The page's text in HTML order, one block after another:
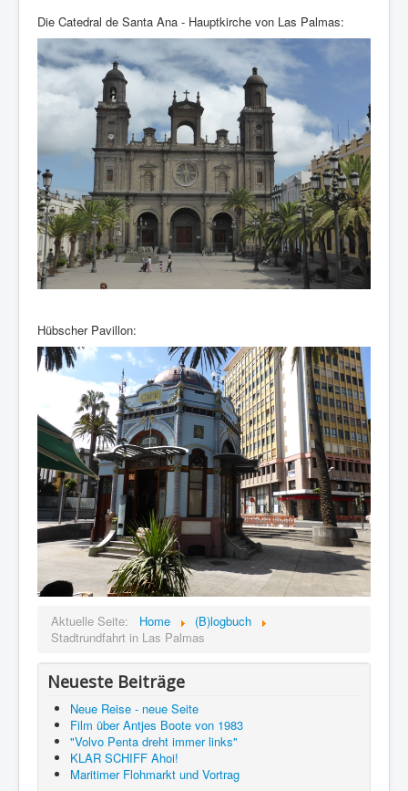
Die Catedral de Santa Ana - Hauptkirche von Las Palmas:
Hübscher Pavillon:
Aktuelle Seite: Home
(B)logbuch
Stadtrundfahrt in Las Palmas
Neueste Beiträge
Neue Reise - neue Seite
Film über Antjes Boote von 1983
"Volvo Penta dreht immer links"
KLAR SCHIFF Ahoi!
Maritimer Flohmarkt und Vortrag